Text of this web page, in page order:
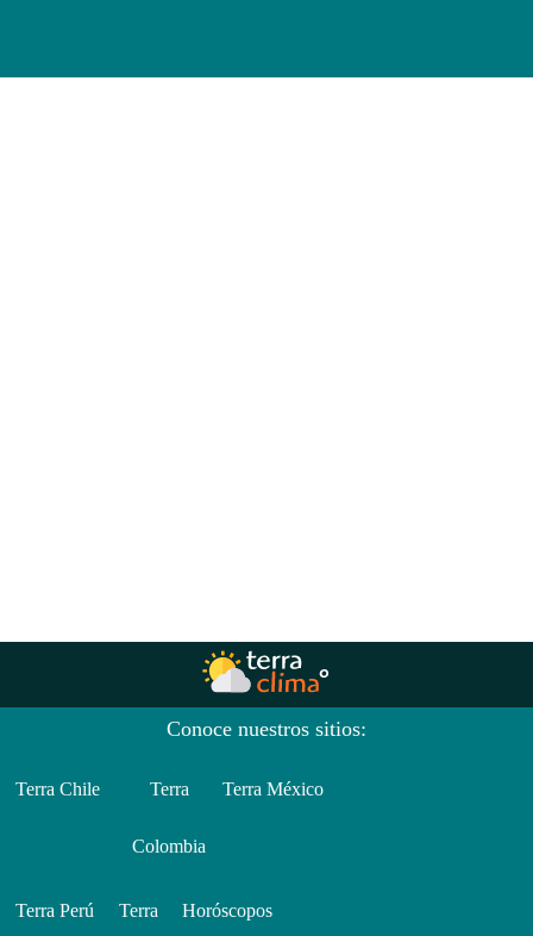
Conoce nuestros sitios:
Terra Chile Terra
Colombia
Terra México
Terra Perú Terra Horóscopos